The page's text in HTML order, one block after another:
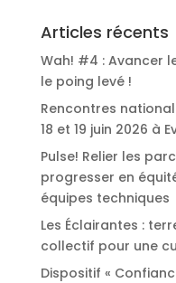
Articles récents
Wah! #4 : Avancer
le poing levé !
Rencontres
18 et 19 juin 2026 à
Pulse! Relier les
progresser en
équipes techniques
Les Éclairantes :
collectif pour une
Dispositif «